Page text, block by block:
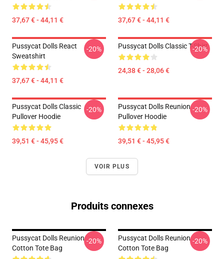
37,67 € - 44,11 € 37,67 € - 44,11 €
Pussycat Dolls React
Sweatshirt
37,67 € - 44,11 €
-20% Pussycat Dolls Classic T-Shirt
24,38 € - 28,06 €
-20%
Pussycat Dolls Classic
Pullover Hoodie
39,51 € - 45,95 €
-20%
Pussycat Dolls Reunion
Pullover Hoodie
39,51 € - 45,95 €
-20%
VOIR PLUS
Produits connexes
Pussycat Dolls Reunion
Cotton Tote Bag
-20%
Pussycat Dolls Reunion
Cotton Tote Bag
-20%